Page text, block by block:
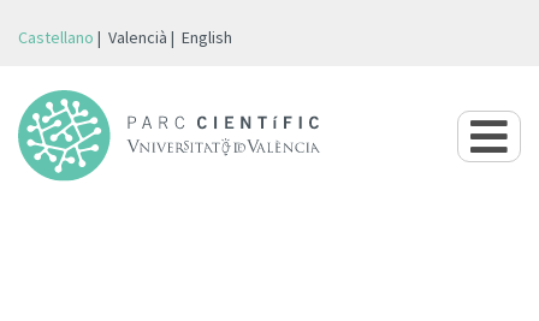
Castellano Valencià English